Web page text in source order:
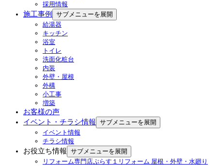
採用情報
施工事例
サブメニューを展開
給湯器
キッチン
浴室
トイレ
洗面化粧台
内装
外壁・屋根
外構
小工事
増築
お客様の声
イベント・チラシ情報 サブメニューを展開
イベント情報
チラシ情報
お役立ち情報 サブメニューを展開
リフォーム専門店ぷらす１リフォーム 屋根・外壁・水廻り